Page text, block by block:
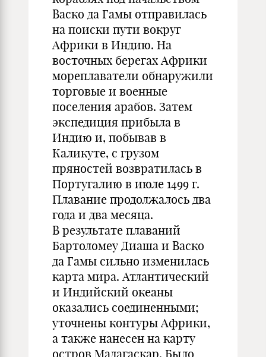
Васко да Гамы отправилась
на поиски пути вокруг
Африки в Индию. На
восточных берегах Африки
мореплаватели обнаружили
торговые и военные
поселения арабов. Затем
экспедиция прибыла в
Индию и, побывав в
Каликуте, с грузом
пряностей возвратилась в
Португалию в июле 1499 г.
Плавание продолжалось два
года и два месяца.
В результате плаваний
Бартоломеу Диаша и Васко
да Гамы сильно изменилась
карта мира. Атлантический
и Индийский океаны
оказались соединенными;
уточнены контуры Африки,
а также нанесен на карту
остров Мадагаскар. Было